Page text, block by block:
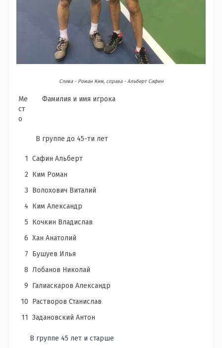
Слева - Роман Ким, справа - Альберт Сафин
Ме
ст
о
Фамилия и имя игрока
В группе до 45-ти лет
1
2
3
4
5
6
7
8
9
10
11
Сафин Альберт
Ким Роман
Волохович Виталий
Ким Александр
Кочкин Владислав
Хан Анатолий
Бушуев Илья
Лобанов Николай
Галиаскаров Александр
Растворов Станислав
Задановский Антон
В группе 45 лет и старше